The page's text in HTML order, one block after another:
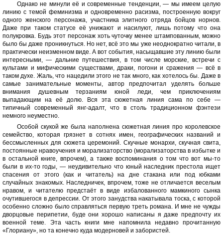
Однако не минули её и современные тенденции, — мы имеем целую
линию с темой феминизма и одновременно расизма, построенную вокруг
одного женского персонажа, участника элитного отряда бойцов норнов.
Даже при таком статусе её унижают и насилуют, лишь потому что она
полукровка. Будь этот персонаж хоть чуточку менее штампованным, можно
было бы даже проникнуться. Но нет, всё это мы уже неоднократно читали, в
практически неизменном виде. А вот события, насыщавшие эту линию были
интересными, — дальние путешествия, в том числе морские, встречи с
культами и мифическими существами, драки, погони и сражения — всё в
таком духе. Жаль, что нацедили этого не так много, как хотелось бы. Даже в
самые занимательные моменты, автор предпочитал уделять больше
внимания душевным терзаниям юной леди, чем приключениям
выпадающим на её долю. Вся эта сюжетная линия сама по себе —
типичный современный янг-адалт, что в столь традиционном фэнтези
немного неуместно.
Особой скукой же была наполнена сюжетная линия про королевское
семейство, которая грязнет в сотнях имен, географических названий и
бессмысленных для сюжета церемоний. Скучные монархи, скучная свита,
постоянные нравоучения и морализаторство (морализаторства в избытке и
в остальной книге, впрочем), а также воспоминания о том что вот мы-то
были в их-то годы, — неудивительно что юный наследник престола ищет
спасения от этого (как и читатель) на дне стакана или под юбками
случайных знакомых. Наследничек, впрочем, тоже не отличается веселым
нравом, и читателю предстаёт в виде избалованного мамкиного сынка
очутившегося в депрессии. От этого занудства накатывала тоска, с которой
особенно сложно было справляться первую треть романа. И мне не чужды
дворцовые перипетии, буде они хорошо написаны я даже предпочту их
военной теме. Эта часть книги мне напомнила недавно прочитанную
«Глориану», но та конечно куда модерновей и забористей.